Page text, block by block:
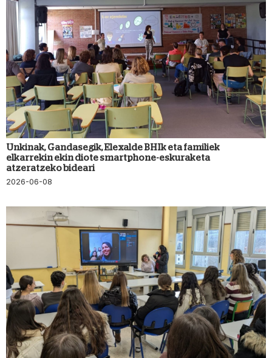
Unkinak, Gandasegik, Elexalde BHIk eta familiek
elkarrekin ekin diote smartphone-eskuraketa
atzeratzeko bideari
2026-06-08